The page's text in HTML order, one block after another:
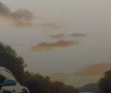
bon moment pour